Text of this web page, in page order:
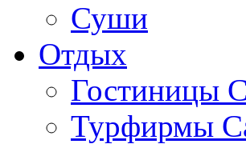
Суши
Отдых
Гостиницы
Турфирмы